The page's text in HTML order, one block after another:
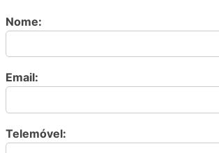
Nome:
Email:
Telemóvel: